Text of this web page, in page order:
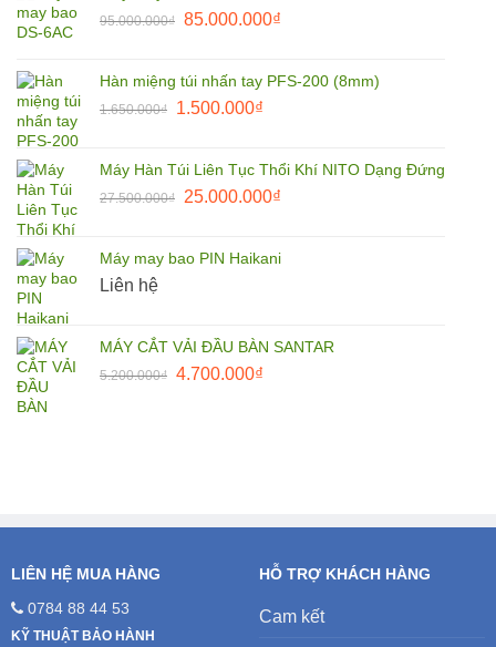
95.000.000₫ Giá
95.000.000₫.
85.000.000₫Giá
là:
Hàn miệng túi nhấn tay PFS-200 (8mm)
1.650.000₫
Giá
1.650.000₫.
1.500.000₫Giá
là:
1.500.000₫.
Máy Hàn Túi Liên Tục Thổi Khí NITO Dạng Đứng
27.500.000₫
Giá
27.500.000₫.
25.000.000₫Giá
là:
Máy may bao PIN Haikani
Liên hệ
MÁY CẮT VẢI ĐẦU BÀN SANTAR
5.200.000₫ Giá
4.700.000₫Giá
LIÊN HỆ MUA HÀNG
0784 88 44 53
KỸ THUẬT BẢO HÀNH
HỖ TRỢ KHÁCH HÀNG
Cam kết